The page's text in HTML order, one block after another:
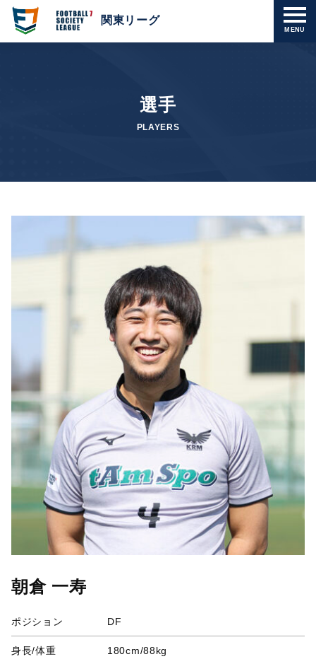
MENU
関東リーグ
選手
PLAYERS
朝倉 一寿
ポジション DF
身長/体重 180cm/88kg